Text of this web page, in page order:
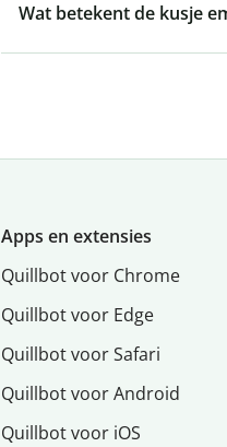
Wat betekent de kusje
Apps en extensies
Quillbot voor Chrome
Quillbot voor Edge
Quillbot voor Safari
Quillbot voor Android
Quillbot voor iOS